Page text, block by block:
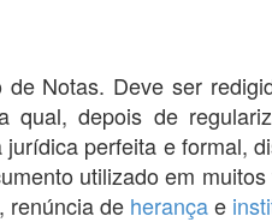
Notas. Deve ser
qual, depois de
perfeita e formal,
utilizado em
, renúncia de herançae